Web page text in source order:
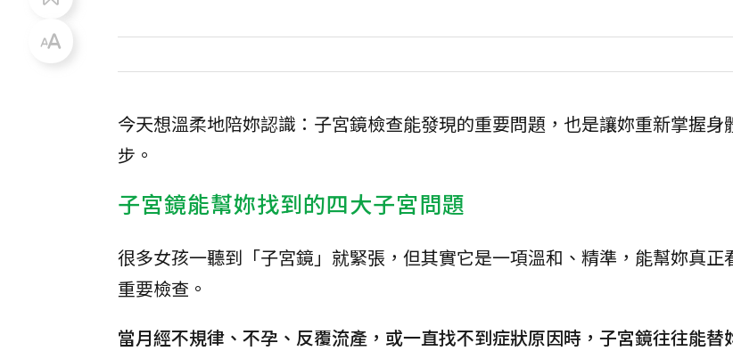
今天想溫柔地陪妳認識：子宮鏡檢查能發現的重要問題，也是讓妳重新掌握身
步。
子宮鏡能幫妳找到的四大子宮問題
很多女孩一聽到「子宮鏡」就緊張，但其實它是一項溫和、精準，能幫妳真正
重要檢查。
當月經不規律、不孕、反覆流產，或一直找不到症狀原因時，子宮鏡往往能替